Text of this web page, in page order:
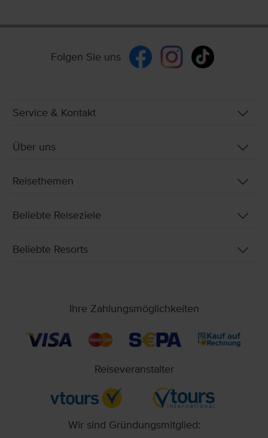
Folgen Sie uns
Service & Kontakt
Über uns
Reisethemen
Beliebte Reiseziele
Beliebte Resorts
Ihre Zahlungsmöglichkeiten
Reiseveranstalter
Wir sind Gründungsmitglied: